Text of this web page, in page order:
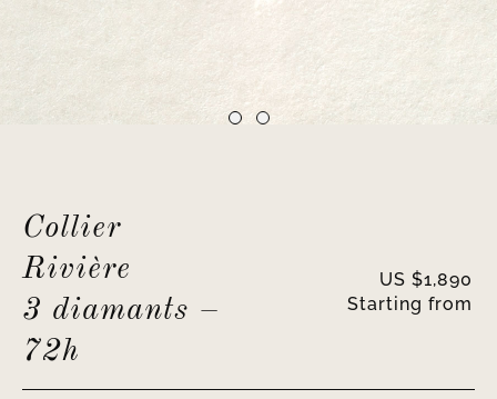
Collier
Rivière
3 diamants –
72h
Starting from
US $1,890